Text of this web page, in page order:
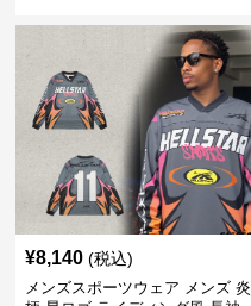
¥8,140 (税込)
メンズスポーツウェア メンズ 炎